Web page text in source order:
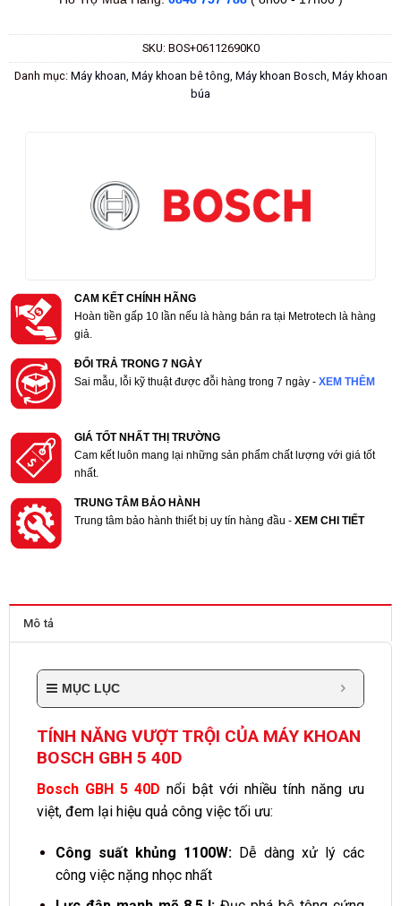
SKU: BOS+06112690K0
Danh mục: Máy khoan Máy khoan bê tông Máy khoan Bosch Máy khoan
búa
CAM KẾT CHÍNH HÃNG
Hoàn tiền gấp 10 lần nếu là hàng bán ra tại Metrotech là hàng
giả.
ĐỔI TRẢ TRONG 7 NGÀY
Sai mẫu, lỗi kỹ thuật được đỗi hàng trong 7 ngày - XEM THÊM
GIÁ TỐT NHẤT THỊ TRƯỜNG
Cam kết luôn mang lại những sản phẩm chất lượng với giá tốt
nhất.
TRUNG TÂM BẢO HÀNH
Trung tâm bảo hành thiết bị uy tín hàng đầu -XEM CHI TIẾT
Mô tả
MỤC LỤC
TÍNH NĂNG VƯỢT TRỘI CỦA MÁY KHOAN
BOSCH GBH 5 40D
Bosch GBH 5 40D nổi bật với nhiều tính năng ưu
việt, đem lại hiệu quả công việc tối ưu:
Công suất khủng 1100W: Dễ dàng xử lý các
công việc nặng nhọc nhất